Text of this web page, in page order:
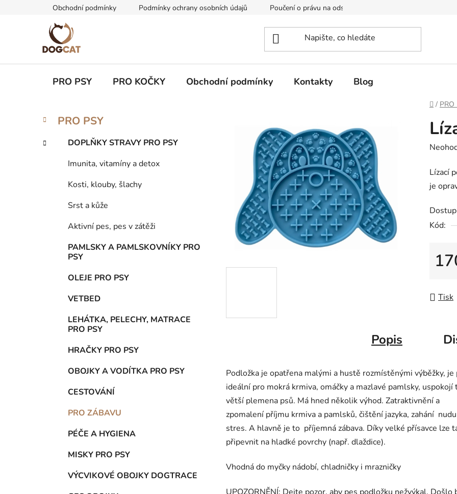
Obchodní podmínky Podmínky ochrany osobních údajů Poučení o právu na odstoupení od smlouvy
PRO PSY PRO KOČKY Obchodní podmínky Kontakty Blog
Domů
/ PRO
P
s
Přeskočit
kategorie
K
a
e
PRO PSY
DOPLŇKY STRAVY PRO PSY
Imunita, vitamíny a detox
Kosti, klouby, šlachy
Srst a kůže
Aktivní pes, pes v zátěži
PAMLSKY A PAMLSKOVNÍKY PRO
PSY
OLEJE PRO PSY
VETBED
LEHÁTKA, PELECHY, MATRACE
PRO PSY
HRAČKY PRO PSY
OBOJKY A VODÍTKA PRO PSY
CESTOVÁNÍ
PRO ZÁBAVU
PÉČE A HYGIENA
MISKY PRO PSY
VÝCVIKOVÉ OBOJKY DOGTRACE
je
z
5
Lízací
je
Kód:
Tisk
Popis
Podložka je opatřena malými a hustě rozmístěnými výběžky,
ideální pro mokrá krmiva, omáčky a mazlavé pamlsky, uspokojí
větší plemena psů. Má hned několik výhod. Zatraktivnění a
zpomalení příjmu krmiva a pamlsků, čištění jazyka, zahání
stres. A hlavně je to příjemná zábava. Díky velké přísavce lze
připevnit na hladké povrchy (např. dlaždice).
Vhodná do myčky nádobí, chladničky i mrazničky